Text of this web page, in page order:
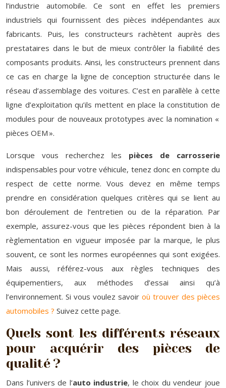
l’industrie automobile. Ce sont en effet les premiers
industriels qui fournissent des pièces indépendantes aux
fabricants. Puis, les constructeurs rachètent auprès des
prestataires dans le but de mieux contrôler la fiabilité des
composants produits. Ainsi, les constructeurs prennent dans
ce cas en charge la ligne de conception structurée dans le
réseau d’assemblage des voitures. C’est en parallèle à cette
ligne d’exploitation qu’ils mettent en place la constitution de
modules pour de nouveaux prototypes avec la nomination «
pièces OEM ».
Lorsque vous recherchez les pièces de carrosserie
indispensables pour votre véhicule, tenez donc en compte du
respect de cette norme. Vous devez en même temps
prendre en considération quelques critères qui se lient au
bon déroulement de l’entretien ou de la réparation. Par
exemple, assurez-vous que les pièces répondent bien à la
règlementation en vigueur imposée par la marque, le plus
souvent, ce sont les normes européennes qui sont exigées.
Mais aussi, référez-vous aux règles techniques des
équipementiers, aux méthodes d’essai ainsi qu’à
l’environnement. Si vous voulez savoir où trouver des pièces
automobiles ? Suivez cette page.
Quels sont les différents réseaux
pour acquérir des pièces de
qualité ?
Dans l’univers de l’auto industrie, le choix du vendeur joue